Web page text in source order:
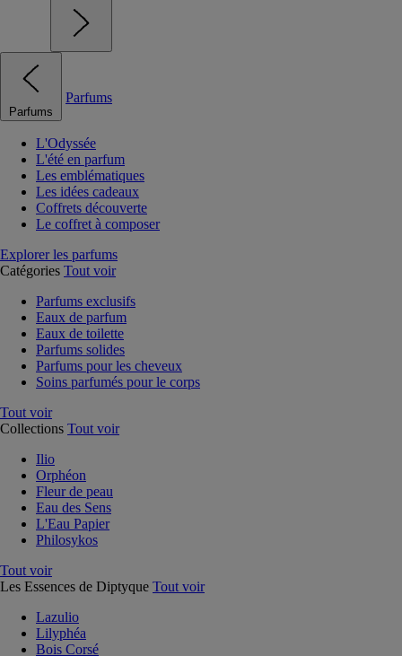
Parfums
Parfums
L'Odyssée
L'été en parfum
Les emblématiques
Les idées cadeaux
Coffrets découverte
Le coffret à composer
Explorer les parfums
Catégories Tout voir
Parfums exclusifs
Eaux de parfum
Eaux de toilette
Parfums solides
Parfums pour les cheveux
Soins parfumés pour le corps
Tout voir
Collections Tout voir
Ilio
Orphéon
Fleur de peau
Eau des Sens
L'Eau Papier
Philosykos
Tout voir
Les Essences de Diptyque Tout voir
Lazulio
Lilyphéa
Bois Corsé